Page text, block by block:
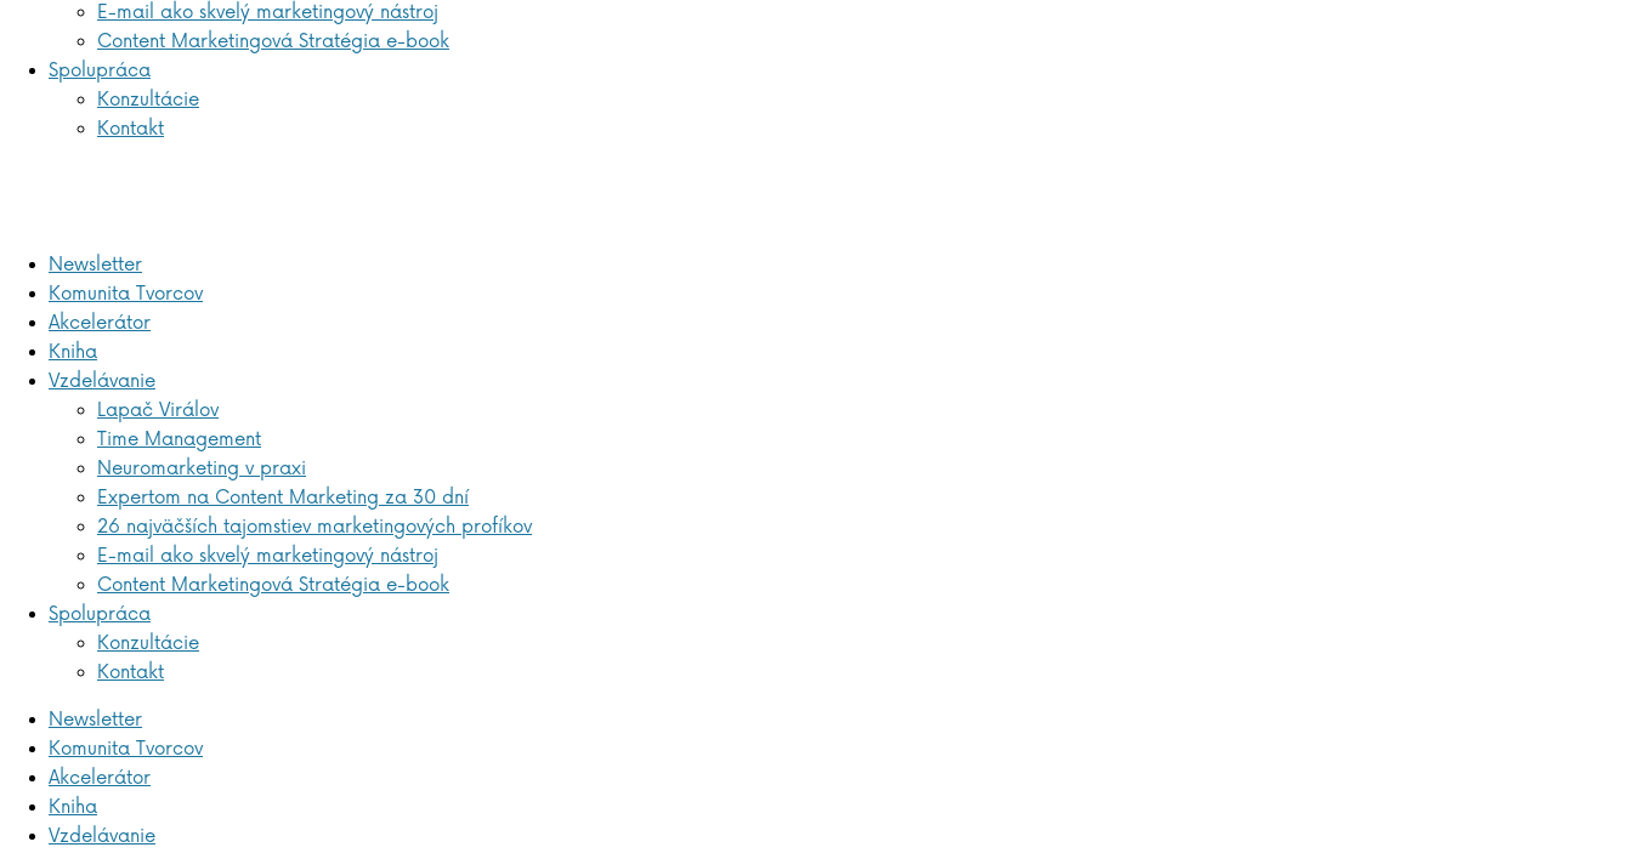
E-mail ako skvelý marketingový nástroj
Content Marketingová Stratégia e-book
Spolupráca
Konzultácie
Kontakt
Newsletter
Komunita Tvorcov
Akcelerátor
Kniha
Vzdelávanie
Lapač Virálov
Time Management
Neuromarketing v praxi
Expertom na Content Marketing za 30 dní
26 najväčších tajomstiev marketingových profíkov
E-mail ako skvelý marketingový nástroj
Content Marketingová Stratégia e-book
Spolupráca
Konzultácie
Kontakt
Newsletter
Komunita Tvorcov
Akcelerátor
Kniha
Vzdelávanie